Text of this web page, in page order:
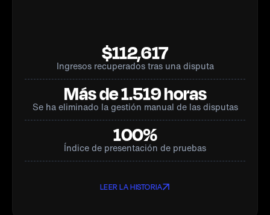
$112,617
Ingresos recuperados tras una disputa
Más de 1.519 horas
Se ha eliminado la gestión manual de las disputas
100%
Índice de presentación de pruebas
LEER LA HISTORIA